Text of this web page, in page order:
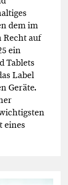
dem im
Recht auf
ein
Tablets
Label
Geräte.
eines